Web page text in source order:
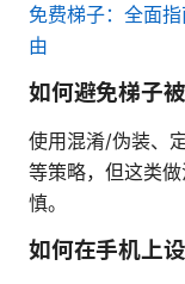
免费梯子：全面
由
如何避免梯子
使用混淆/伪装、
等策略，但这类
慎。
如何在手机上设